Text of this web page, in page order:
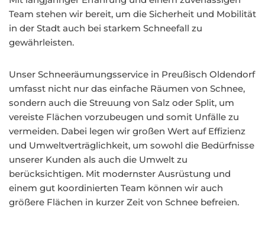
Team stehen wir bereit, um die Sicherheit und Mobilität
in der Stadt auch bei starkem Schneefall zu
gewährleisten.
Unser Schneeräumungsservice in Preußisch Oldendorf
umfasst nicht nur das einfache Räumen von Schnee,
sondern auch die Streuung von Salz oder Split, um
vereiste Flächen vorzubeugen und somit Unfälle zu
vermeiden. Dabei legen wir großen Wert auf Effizienz
und Umweltverträglichkeit, um sowohl die Bedürfnisse
unserer Kunden als auch die Umwelt zu
berücksichtigen. Mit modernster Ausrüstung und
einem gut koordinierten Team können wir auch
größere Flächen in kurzer Zeit von Schnee befreien.